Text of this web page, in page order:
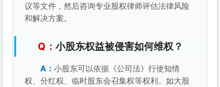
议等文件，然后咨询专业股权律师评估法律风险
和解决方案。
小股东权益被侵害如何维权？
小股东可以依据《公司法》行使知情
权、分红权、临时股东会召集权等权利。如大股